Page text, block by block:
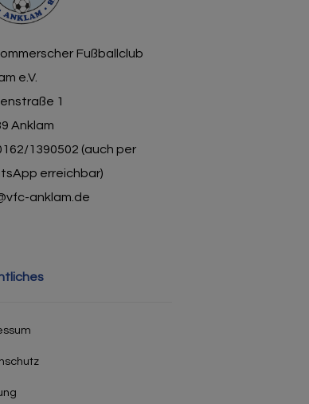
Fußballclub
e.V.
1
Anklam
1390502 (auch per
erreichbar)
anklam.de